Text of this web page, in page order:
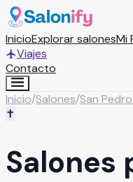
InicioExplorar salonesMi
Viajes
Contacto
Inicio/Salones/San
✝️
Salones